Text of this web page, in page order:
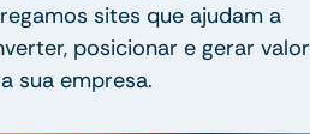
sites que ajudam a
posicionar e gerar valor
sua empresa.